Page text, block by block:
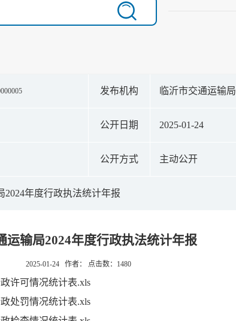
发布机构 临沂市交通运输局
公开日期 2025-01-24
公开方式 主动公开
2024年度行政执法统计年报
运输局2024年度行政执法统计年报
2025-01-24 作者： 点击数： 1480
许可情况统计表.xls
处罚情况统计表.xls